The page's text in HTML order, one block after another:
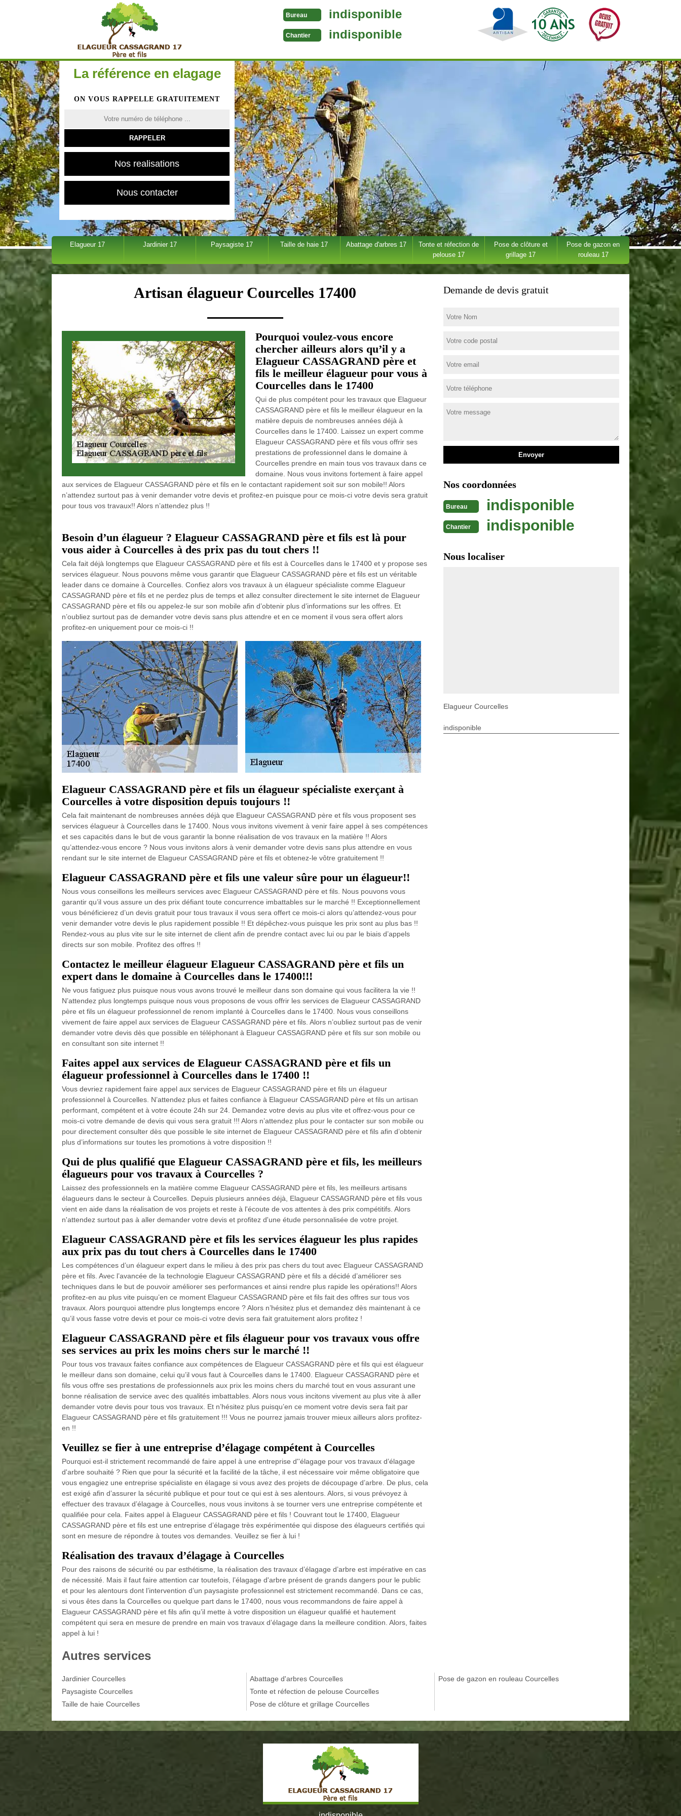
Bureau indisponible
Chantier indisponible
La référence en elagage
ON VOUS RAPPELLE GRATUITEMENT
Nos realisations
Nous contacter
Elagueur 17 Jardinier 17 Paysagiste 17 Taille de haie 17 Abattage d'arbres 17
Tonte et réfection de
pelouse 17
Pose de clôture et
grillage 17
Pose de gazon en
rouleau 17
Artisan élagueur Courcelles 17400
Pourquoi voulez-vous encore
chercher ailleurs alors qu’il y a
Elagueur CASSAGRAND père et
fils le meilleur élagueur pour vous à
Courcelles dans le 17400
Qui de plus compétent pour les travaux que Elagueur
CASSAGRAND père et fils le meilleur élagueur en la
matière depuis de nombreuses années déjà à
Courcelles dans le 17400. Laissez un expert comme
Elagueur CASSAGRAND père et fils vous offrir ses
prestations de professionnel dans le domaine à
Courcelles prendre en main tous vos travaux dans ce
domaine. Nous vous invitons fortement à faire appel
aux services de Elagueur CASSAGRAND père et fils en le contactant rapidement soit sur son mobile!! Alors
n’attendez surtout pas à venir demander votre devis et profitez-en puisque pour ce mois-ci votre devis sera gratuit
pour tous vos travaux!! Alors n’attendez plus !!
Besoin d’un élagueur ? Elagueur CASSAGRAND père et fils est là pour
vous aider à Courcelles à des prix pas du tout chers !!
Cela fait déjà longtemps que Elagueur CASSAGRAND père et fils est à Courcelles dans le 17400 et y propose ses
services élagueur. Nous pouvons même vous garantir que Elagueur CASSAGRAND père et fils est un véritable
leader dans ce domaine à Courcelles. Confiez alors vos travaux à un élagueur spécialiste comme Elagueur
CASSAGRAND père et fils et ne perdez plus de temps et allez consulter directement le site internet de Elagueur
CASSAGRAND père et fils ou appelez-le sur son mobile afin d’obtenir plus d’informations sur les offres. Et
n’oubliez surtout pas de demander votre devis sans plus attendre et en ce moment il vous sera offert alors
profitez-en uniquement pour ce mois-ci !!
Elagueur CASSAGRAND père et fils un élagueur spécialiste exerçant à
Courcelles à votre disposition depuis toujours !!
Cela fait maintenant de nombreuses années déjà que Elagueur CASSAGRAND père et fils vous proposent ses
services élagueur à Courcelles dans le 17400. Nous vous invitons vivement à venir faire appel à ses compétences
et ses capacités dans le but de vous garantir la bonne réalisation de vos travaux en la matière !! Alors
qu’attendez-vous encore ? Nous vous invitons alors à venir demander votre devis sans plus attendre en vous
rendant sur le site internet de Elagueur CASSAGRAND père et fils et obtenez-le vôtre gratuitement !!
Elagueur CASSAGRAND père et fils une valeur sûre pour un élagueur!!
Nous vous conseillons les meilleurs services avec Elagueur CASSAGRAND père et fils. Nous pouvons vous
garantir qu’il vous assure un des prix défiant toute concurrence imbattables sur le marché !! Exceptionnellement
vous bénéficierez d’un devis gratuit pour tous travaux il vous sera offert ce mois-ci alors qu’attendez-vous pour
venir demander votre devis le plus rapidement possible !! Et dépêchez-vous puisque les prix sont au plus bas !!
Rendez-vous au plus vite sur le site internet de client afin de prendre contact avec lui ou par le biais d’appels
directs sur son mobile. Profitez des offres !!
Contactez le meilleur élagueur Elagueur CASSAGRAND père et fils un
expert dans le domaine à Courcelles dans le 17400!!!
Ne vous fatiguez plus puisque nous vous avons trouvé le meilleur dans son domaine qui vous facilitera la vie !!
N’attendez plus longtemps puisque nous vous proposons de vous offrir les services de Elagueur CASSAGRAND
père et fils un élagueur professionnel de renom implanté à Courcelles dans le 17400. Nous vous conseillons
vivement de faire appel aux services de Elagueur CASSAGRAND père et fils. Alors n’oubliez surtout pas de venir
demander votre devis dès que possible en téléphonant à Elagueur CASSAGRAND père et fils sur son mobile ou
en consultant son site internet !!
Faites appel aux services de Elagueur CASSAGRAND père et fils un
élagueur professionnel à Courcelles dans le 17400 !!
Vous devriez rapidement faire appel aux services de Elagueur CASSAGRAND père et fils un élagueur
professionnel à Courcelles. N’attendez plus et faites confiance à Elagueur CASSAGRAND père et fils un artisan
performant, compétent et à votre écoute 24h sur 24. Demandez votre devis au plus vite et offrez-vous pour ce
mois-ci votre demande de devis qui vous sera gratuit !!! Alors n’attendez plus pour le contacter sur son mobile ou
pour directement consulter dès que possible le site internet de Elagueur CASSAGRAND père et fils afin d’obtenir
plus d’informations sur toutes les promotions à votre disposition !!
Qui de plus qualifié que Elagueur CASSAGRAND père et fils, les meilleurs
élagueurs pour vos travaux à Courcelles ?
Laissez des professionnels en la matière comme Elagueur CASSAGRAND père et fils, les meilleurs artisans
élagueurs dans le secteur à Courcelles. Depuis plusieurs années déjà, Elagueur CASSAGRAND père et fils vous
vient en aide dans la réalisation de vos projets et reste à l'écoute de vos attentes à des prix compétitifs. Alors
n'attendez surtout pas à aller demander votre devis et profitez d'une étude personnalisée de votre projet.
Elagueur CASSAGRAND père et fils les services élagueur les plus rapides
aux prix pas du tout chers à Courcelles dans le 17400
Les compétences d’un élagueur expert dans le milieu à des prix pas chers du tout avec Elagueur CASSAGRAND
père et fils. Avec l’avancée de la technologie Elagueur CASSAGRAND père et fils a décidé d’améliorer ses
techniques dans le but de pouvoir améliorer ses performances et ainsi rendre plus rapide les opérations!! Alors
profitez-en au plus vite puisqu’en ce moment Elagueur CASSAGRAND père et fils fait des offres sur tous vos
travaux. Alors pourquoi attendre plus longtemps encore ? Alors n’hésitez plus et demandez dès maintenant à ce
qu’il vous fasse votre devis et pour ce mois-ci votre devis sera fait gratuitement alors profitez !
Elagueur CASSAGRAND père et fils élagueur pour vos travaux vous offre
ses services au prix les moins chers sur le marché !!
Pour tous vos travaux faites confiance aux compétences de Elagueur CASSAGRAND père et fils qui est élagueur
le meilleur dans son domaine, celui qu’il vous faut à Courcelles dans le 17400. Elagueur CASSAGRAND père et
fils vous offre ses prestations de professionnels aux prix les moins chers du marché tout en vous assurant une
bonne réalisation de service avec des qualités imbattables. Alors nous vous incitons vivement au plus vite à aller
demander votre devis pour tous vos travaux. Et n’hésitez plus puisqu’en ce moment votre devis sera fait par
Elagueur CASSAGRAND père et fils gratuitement !!! Vous ne pourrez jamais trouver mieux ailleurs alors profitez-
en !!
Veuillez se fier à une entreprise d’élagage compétent à Courcelles
Pourquoi est-il strictement recommandé de faire appel à une entreprise d''élagage pour vos travaux d’élagage
d'arbre souhaité ? Rien que pour la sécurité et la facilité de la tâche, il est nécessaire voir même obligatoire que
vous engagiez une entreprise spécialiste en élagage si vous avez des projets de découpage d’arbre. De plus, cela
est exigé afin d’assurer la sécurité publique et pour tout ce qui est à ses alentours. Alors, si vous prévoyez à
effectuer des travaux d’élagage à Courcelles, nous vous invitons à se tourner vers une entreprise compétente et
qualifiée pour cela. Faites appel à Elagueur CASSAGRAND père et fils ! Couvrant tout le 17400, Elagueur
CASSAGRAND père et fils est une entreprise d’élagage très expérimentée qui dispose des élagueurs certifiés qui
sont en mesure de répondre à toutes vos demandes. Veuillez se fier à lui !
Réalisation des travaux d’élagage à Courcelles
Pour des raisons de sécurité ou par esthétisme, la réalisation des travaux d’élagage d’arbre est impérative en cas
de nécessité. Mais il faut faire attention car toutefois, l’élagage d'arbre présent de grands dangers pour le public
et pour les alentours dont l’intervention d’un paysagiste professionnel est strictement recommandé. Dans ce cas,
si vous êtes dans la Courcelles ou quelque part dans le 17400, nous vous recommandons de faire appel à
Elagueur CASSAGRAND père et fils afin qu’il mette à votre disposition un élagueur qualifié et hautement
compétent qui sera en mesure de prendre en main vos travaux d’élagage dans la meilleure condition. Alors, faites
appel à lui !
Demande de devis gratuit
Nos coordonnées
Bureau indisponible
Chantier indisponible
Nous localiser
Elagueur Courcelles
indisponible
Autres services
Jardinier Courcelles
Paysagiste Courcelles
Taille de haie Courcelles
Abattage d'arbres Courcelles
Tonte et réfection de pelouse Courcelles
Pose de clôture et grillage Courcelles
Pose de gazon en rouleau Courcelles